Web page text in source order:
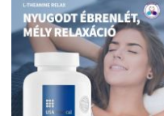
bio kendertea önmagában is
kellemes élmény, de remekül
kombinálható más
gyógynövényekkel, mint a menta,
citromfű, hibiszkusz vagy
csipkebogyó. Ez a természetes,
koffeinmentes nyugtató tea
ideális választás egy hosszú nap